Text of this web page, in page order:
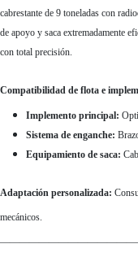
cabrestante de 9 toneladas con
de apoyo y saca extremadamente
con total precisión.
Compatibilidad de flota e
Implemento principal:
Sistema de enganche:
Equipamiento de saca:
Adaptación personalizada:
mecánicos.